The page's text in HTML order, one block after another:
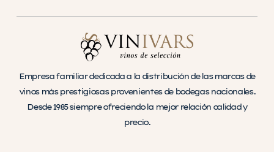
Empresa familiar dedicada a la distribución de las marcas de
vinos más prestigiosas provenientes de bodegas nacionales.
Desde 1985 siempre ofreciendo la mejor relación calidad y
precio.